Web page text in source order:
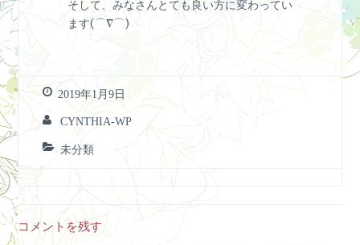
そして、みなさんとても良い方に変わってい
ます(⌒∇⌒)
2019年1月9日
CYNTHIA-WP
未分類
コメントを残す